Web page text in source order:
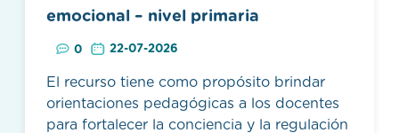
emocional – nivel primaria
0 22-07-2026
El recurso tiene como propósito brindar
orientaciones pedagógicas a los docentes
para fortalecer la conciencia y la regulación